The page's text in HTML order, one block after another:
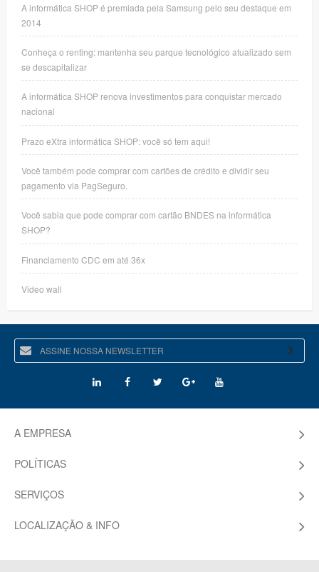
A informática SHOP é premiada pela Samsung pelo seu destaque em
2014
Conheça o renting: mantenha seu parque tecnológico atualizado sem
se descapitalizar
A informática SHOP renova investimentos para conquistar mercado
nacional
Prazo eXtra informática SHOP: você só tem aqui!
Você também pode comprar com cartões de crédito e dividir seu
pagamento via PagSeguro.
Você sabia que pode comprar com cartão BNDES na informática
SHOP?
Financiamento CDC em até 36x
Video wall
A EMPRESA
POLÍTICAS
SERVIÇOS
LOCALIZAÇÃO & INFO